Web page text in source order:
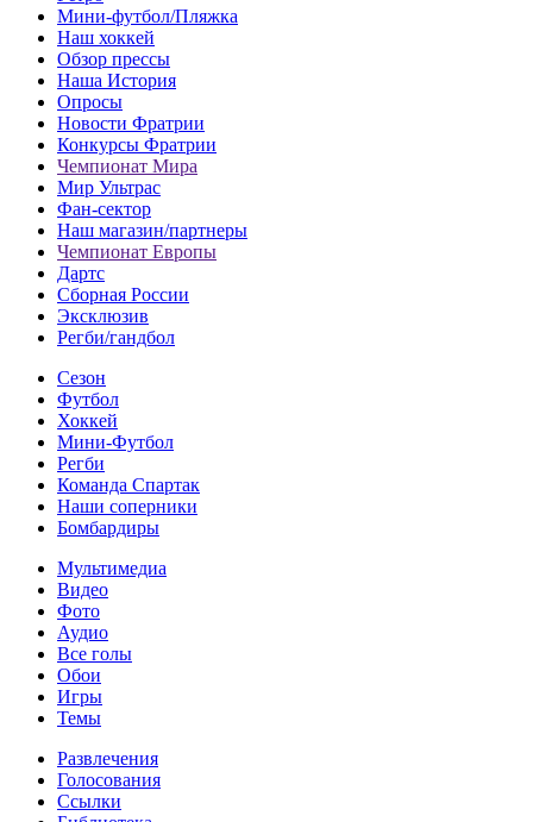
Мини-футбол/Пляжка
Наш хоккей
Обзор прессы
Наша История
Опросы
Новости Фратрии
Конкурсы Фратрии
Чемпионат Мира
Мир Ультрас
Фан-cектор
Наш магазин/партнеры
Чемпионат Европы
Дартс
Сборная России
Эксклюзив
Регби/гандбол
Сезон
Футбол
Хоккей
Мини-Футбол
Регби
Команда Спартак
Наши соперники
Бомбардиры
Мультимедиа
Видео
Фото
Аудио
Все голы
Обои
Игры
Темы
Развлечения
Голосования
Ссылки